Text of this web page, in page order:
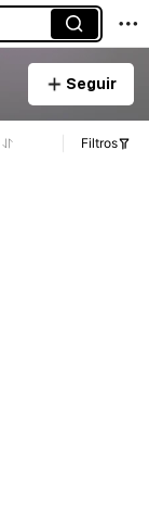
Seguir
Filtros